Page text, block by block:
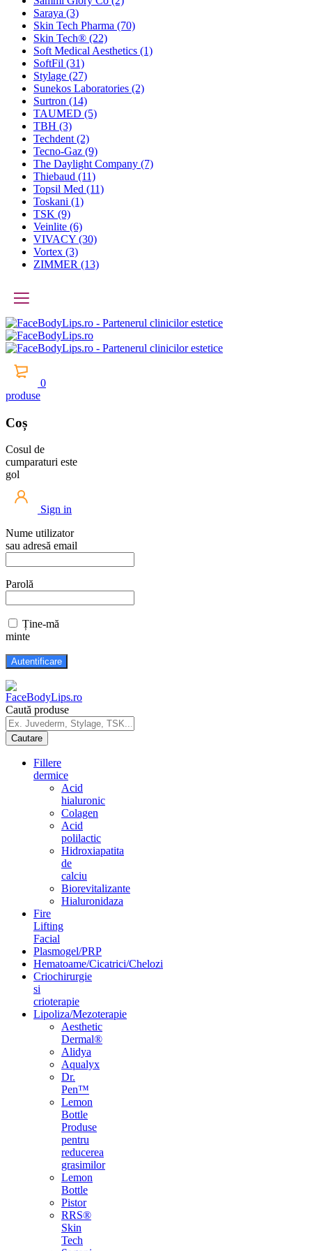
Saraya (3)
Skin Tech Pharma (70)
Skin Tech® (22)
Soft Medical Aesthetics (1)
SoftFil (31)
Stylage (27)
Sunekos Laboratories (2)
Surtron (14)
TAUMED (5)
TBH (3)
Techdent (2)
Tecno-Gaz (9)
The Daylight Company (7)
Thiebaud (11)
Topsil Med (11)
Toskani (1)
TSK (9)
Veinlite (6)
VIVACY (30)
Vortex (3)
ZIMMER (13)
0
produse
Coș
Cosul de
cumparaturi este
gol
Sign in
Nume utilizator
sau adresă email
Parolă
Ține-mă
minte
Caută produse
Fillere
dermice
Acid
hialuronic
Colagen
Acid
polilactic
Hidroxiapatita
de
calciu
Biorevitalizante
Hialuronidaza
Fire
Lifting
Facial
Plasmogel/PRP
Hematoame/Cicatrici/Chelozi
Criochirurgie
si
crioterapie
Lipoliza/Mezoterapie
Aesthetic
Dermal®
Alidya
Aqualyx
Dr.
Pen™
Lemon
Bottle
Produse
pentru
reducerea
grasimilor
Lemon
Bottle
Pistor
RRS®
Skin
Tech